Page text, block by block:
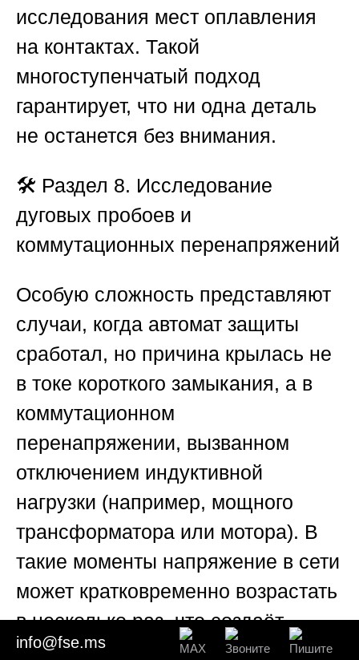
исследования мест оплавления
на контактах. Такой
многоступенчатый подход
гарантирует, что ни одна деталь
не останется без внимания.
🛠️ Раздел 8. Исследование
дуговых пробоев и
коммутационных перенапряжений
Особую сложность представляют
случаи, когда автомат защиты
сработал, но причина крылась не
в токе короткого замыкания, а в
коммутационном
перенапряжении, вызванном
отключением индуктивной
нагрузки (например, мощного
трансформатора или мотора). В
такие моменты напряжение в сети
может кратковременно возрастать
в несколько раз, что создаёт
опасные условия для изоляции и
info@fse.ms